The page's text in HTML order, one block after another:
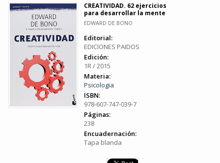
CREATIVIDAD. 62 ejercicios
para desarrollar la mente
EDWARD DE BONO
Editorial:
EDICIONES PAIDOS
Edición:
1R / 2015
Materia:
Psicologia
ISBN:
978-607-747-039-7
Páginas:
238
Encuadernación:
Tapa blanda